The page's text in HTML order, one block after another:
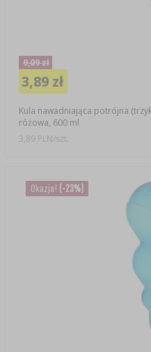
Kula nawadniająca potrójna
różowa, 600 ml
9,09 zł
3,89 zł
3,89 PLN/szt.
Okazja! (-23%)